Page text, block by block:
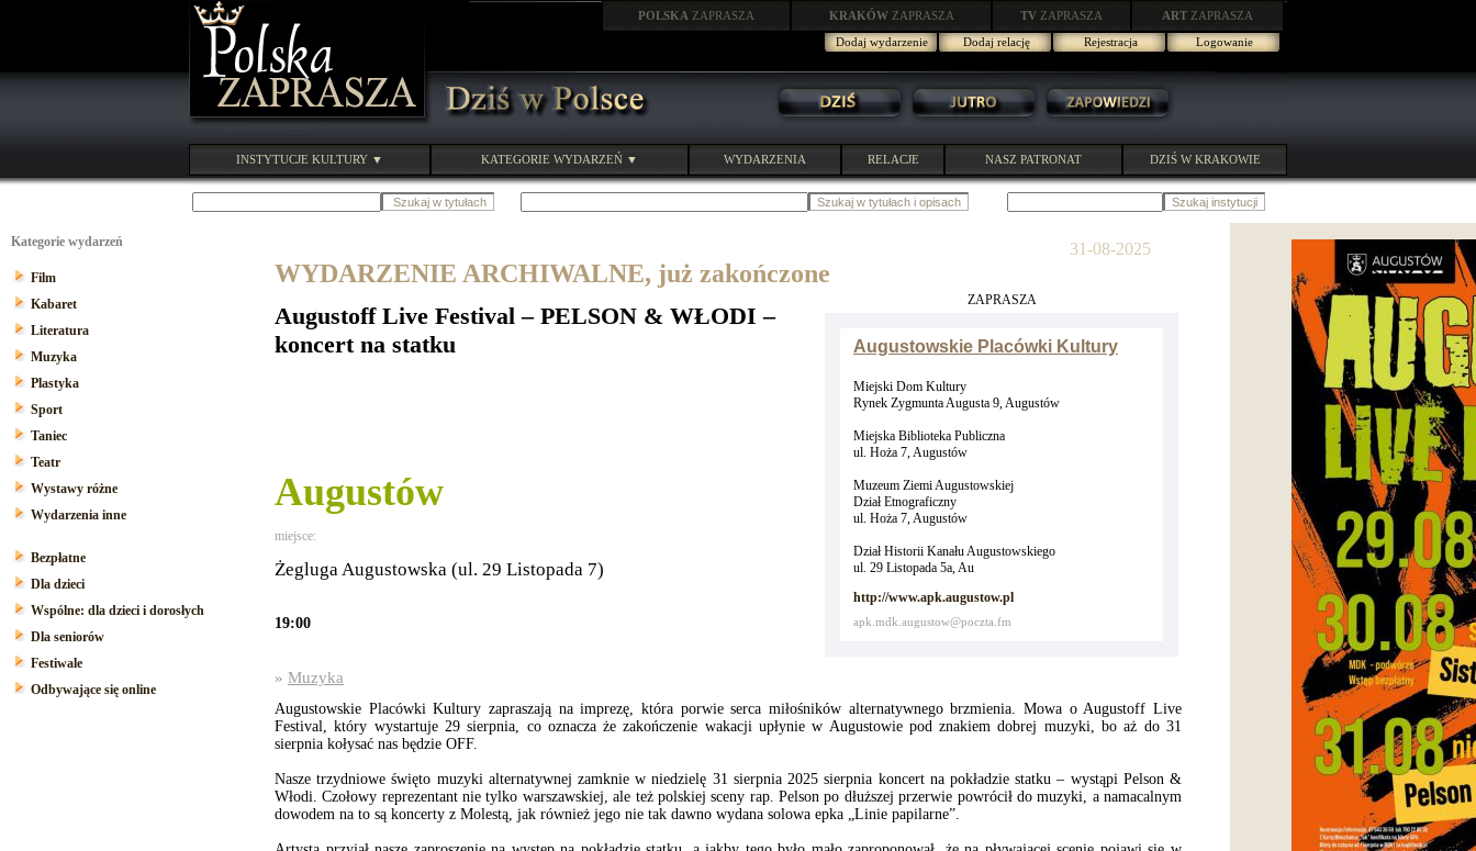
POLSKA ZAPRASZA KRAKÓW ZAPRASZA TV ZAPRASZA ART ZAPRASZA
Dodaj wydarzenie
Dodaj relację Rejestracja Logowanie
INSTYTUCJE KULTURY ▼ KATEGORIE WYDARZEŃ ▼ WYDARZENIA RELACJE NASZ PATRONAT DZIŚ W KRAKOWIE
Kategorie wydarzeń
Film
Kabaret
Literatura
Muzyka
Plastyka
Sport
Taniec
Teatr
Wystawy różne
Wydarzenia inne
Bezpłatne
Dla dzieci
Wspólne: dla dzieci i dorosłych
Dla seniorów
Festiwale
Odbywające się online
31-08-2025
WYDARZENIE ARCHIWALNE, już zakończone
Augustoff Live Festival – PELSON & WŁODI –
koncert na statku
ZAPRASZA
Augustowskie Placówki Kultury
Miejski Dom Kultury
Rynek Zygmunta Augusta 9, Augustów
Miejska Biblioteka Publiczna
ul. Hoża 7, Augustów
Muzeum Ziemi Augustowskiej
Dział Etnograficzny
ul. Hoża 7, Augustów
Dział Historii Kanału Augustowskiego
ul. 29 Listopada 5a, Au
http://www.apk.augustow.pl
apk.mdk.augustow@poczta.fm
Augustów
miejsce:
Żegluga Augustowska (ul. 29 Listopada 7)
19:00
» Muzyka
Augustowskie Placówki Kultury zapraszają na imprezę, która porwie serca miłośników alternatywnego brzmienia. Mowa o Augustoff Live
Festival, który wystartuje 29 sierpnia, co oznacza że zakończenie wakacji upłynie w Augustowie pod znakiem dobrej muzyki, bo aż do 31
sierpnia kołysać nas będzie OFF.
Nasze trzydniowe święto muzyki alternatywnej zamknie w niedzielę 31 sierpnia 2025 sierpnia koncert na pokładzie statku – wystąpi Pelson &
Włodi. Czołowy reprezentant nie tylko warszawskiej, ale też polskiej sceny rap. Pelson po dłuższej przerwie powrócił do muzyki, a namacalnym
dowodem na to są koncerty z Molestą, jak również jego nie tak dawno wydana solowa epka „Linie papilarne”.